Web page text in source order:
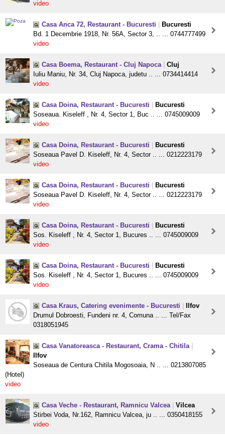
video
Casa Anca 72, Restaurant - Bucuresti
Bucuresti
Bd. 1 Decembrie 1918, Nr. 56A, Sector 3, .. ... 0744777499
video
Casa Boema, Restaurant - Cluj Napoca
Cluj
Iuliu Maniu, Nr. 34, Cluj Napoca, judetu .. ... 0734414414
video
Casa Doina, Restaurant - Bucuresti
Bucuresti
Soseaua. Kiseleff , Nr. 4, Sector 1, Buc .. ... 0745009009
video
Casa Doina, Restaurant - Bucuresti
Bucuresti
Soseaua Pavel D. Kiseleff, Nr. 4, Sector .. ... 0212223179
video
Casa Doina, Restaurant - Bucuresti
Bucuresti
Soseaua Pavel D. Kiseleff, Nr. 4, Sector .. ... 0212223179
video
Casa Doina, Restaurant - Bucuresti
Bucuresti
Sos. Kiseleff , Nr. 4, Sector 1, Bucures .. ... 0745009009
video
Casa Doina, Restaurant - Bucuresti
Bucuresti
Sos. Kiseleff , Nr. 4, Sector 1, Bucures .. ... 0745009009
video
Casa Kraus, Catering evenimente - Bucuresti
Ilfov
Drumul Dobroesti, Fundeni nr. 4, Comuna .. ... Tel/Fax
0318051945
Casa Vanatoreasca - Restaurant, Crama - Chitila
Ilfov
Soseaua de Centura Chitila Mogosoaia, N .. ... 0213807085
(Hotel)
video
Casa Veche - Restaurant, Ramnicu Valcea
Vilcea
Stirbei Voda, Nr.162, Ramnicu Valcea, ju .. ... 0350418155
video